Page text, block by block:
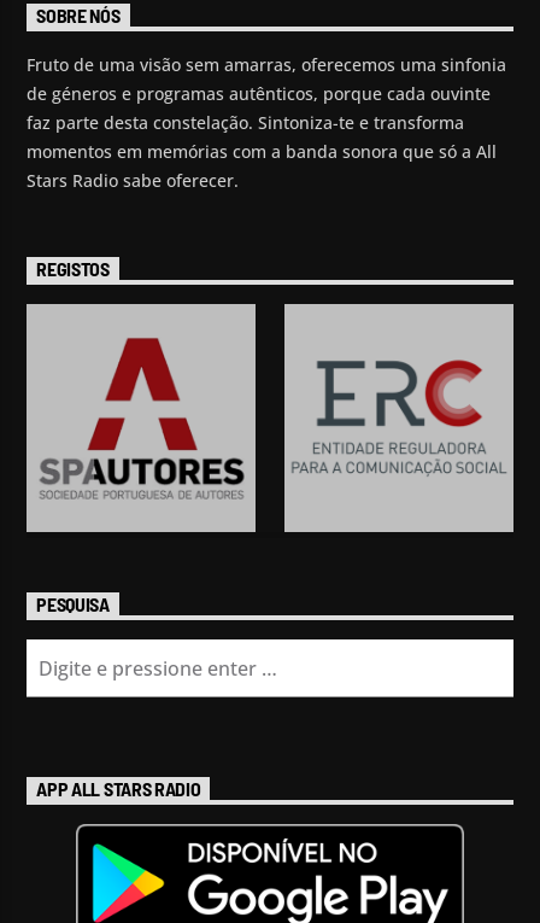
SOBRE NÓS
Fruto de uma visão sem amarras, oferecemos uma sinfonia
de géneros e programas autênticos, porque cada ouvinte
faz parte desta constelação. Sintoniza-te e transforma
momentos em memórias com a banda sonora que só a All
Stars Radio sabe oferecer.
REGISTOS
PESQUISA
APP ALL STARS RADIO